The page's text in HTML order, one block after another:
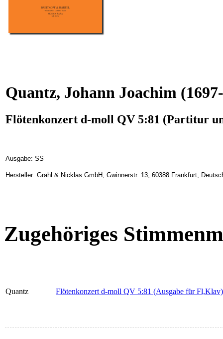
Quantz, Johann Joachim
Flötenkonzert d-moll QV 5:81 (Partitur
Ausgabe: SS
Hersteller: Grahl & Nicklas GmbH, Gwinnerstr. 13, 60388 Frankfurt,
Zugehöriges
Quantz Flötenkonzert d-moll QV 5:81 (Ausgabe für Fl,Klav)